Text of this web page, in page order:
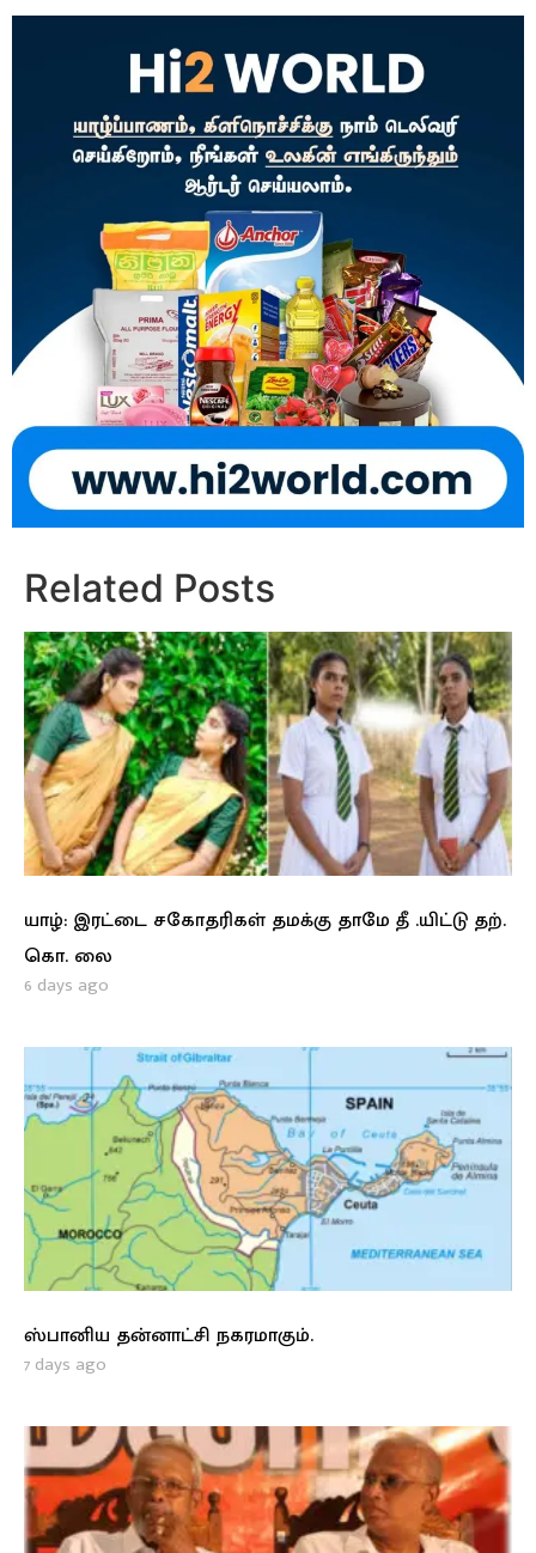
Related Posts
யாழ்: இரட்டை சகோதரிகள் தமக்கு தாமே தீ .யிட்டு தற்.
கொ. லை
6 days ago
ஸ்பானிய தன்னாட்சி நகரமாகும்.
7 days ago